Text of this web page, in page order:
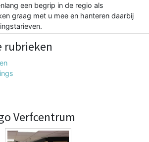
een begrip in de regio als
graag met u mee en hanteren daarbij
rubrieken
Verfcentrum